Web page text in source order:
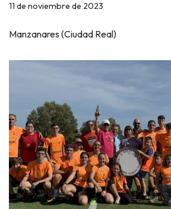
11 de noviembre de 2023
Manzanares (Ciudad Real)